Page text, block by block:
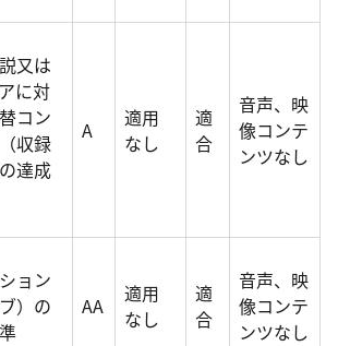
又は
に対
コン
収録
達成
A
適用
なし
適
合
音声、映
像コンテ
ンツなし
ョン
）の
AA
適用
なし
適
合
音声、映
像コンテ
ンツなし